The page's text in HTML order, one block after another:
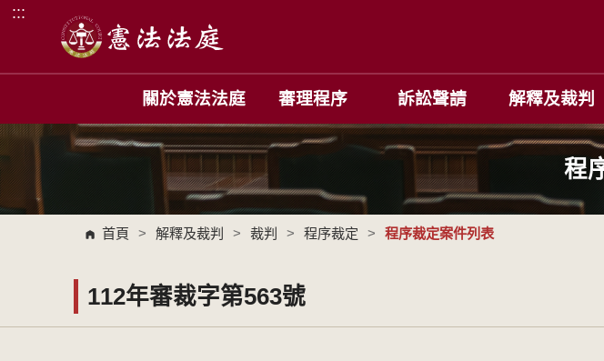
跳到主要內容區塊
:::
關於憲法法庭 審理程序 訴訟聲請 解釋及裁判
程
首頁 > 解釋及裁判 > 裁判 > 程序裁定 > 程序裁定案件列表
112年審裁字第563號